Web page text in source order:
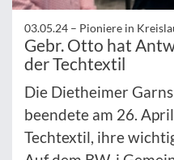
03.05.24 – Pioniere in
Gebr. Otto hat
der Techtextil
Die Dietheimer
beendete am 26.
Techtextil, ihre